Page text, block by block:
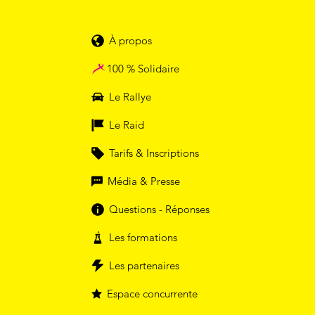
À propos
100 % Solidaire
Le Rallye
Le Raid
Tarifs & Inscriptions
Média & Presse
Questions - Réponses
Les formations
Les partenaires
Espace concurrente